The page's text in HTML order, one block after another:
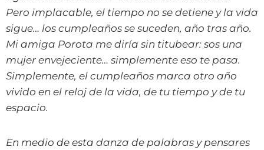
Pero implacable, el tiempo no se detiene y la vida
sigue… los cumpleaños se suceden, año tras año.
Mi amiga Porota me diría sin titubear: sos una
mujer envejeciente… simplemente eso te pasa.
Simplemente, el cumpleaños marca otro año
vivido en el reloj de la vida, de tu tiempo y de tu
espacio.
En medio de esta danza de palabras y pensares